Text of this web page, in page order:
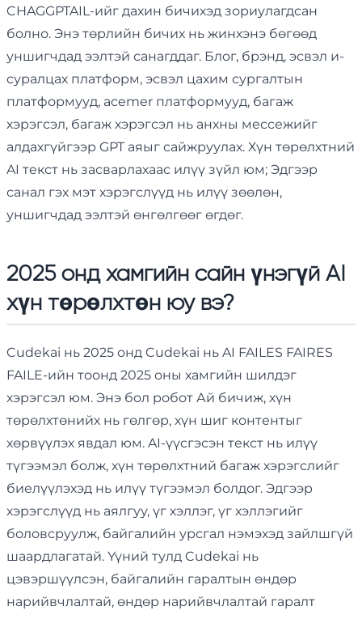
CHAGGPTAIL-ийг дахин бичихэд зориулагдсан
болно. Энэ төрлийн бичих нь жинхэнэ бөгөөд
уншигчдад ээлтэй санагддаг. Блог, брэнд, эсвэл и-
суралцах платформ, эсвэл цахим сургалтын
платформууд, acemer платформууд, багаж
хэрэгсэл, багаж хэрэгсэл нь анхны мессежийг
алдахгүйгээр GPT аяыг сайжруулах. Хүн төрөлхтний
AI текст нь засварлахаас илүү зүйл юм; Эдгээр
санал гэх мэт хэрэгслүүд нь илүү зөөлөн,
уншигчдад ээлтэй өнгөлгөөг өгдөг.
2025 онд хамгийн сайн үнэгүй AI
хүн төрөлхтөн юу вэ?
Cudekai нь 2025 онд Cudekai нь AI FAILES FAIRES
FAILE-ийн тоонд 2025 оны хамгийн шилдэг
хэрэгсэл юм. Энэ бол робот Ай бичиж, хүн
төрөлхтөнийх нь гөлгөр, хүн шиг контентыг
хөрвүүлэх явдал юм. AI-үүсгэсэн текст нь илүү
түгээмэл болж, хүн төрөлхтний багаж хэрэгслийг
биелүүлэхэд нь илүү түгээмэл болдог. Эдгээр
хэрэгслүүд нь аялгуу, үг хэллэг, үг хэллэгийг
боловсруулж, байгалийн урсгал нэмэхэд зайлшгүй
шаардлагатай. Үүний тулд Cudekai нь
цэвэршүүлсэн, байгалийн гаралтын өндөр
нарийвчлалтай, өндөр нарийвчлалтай гаралт